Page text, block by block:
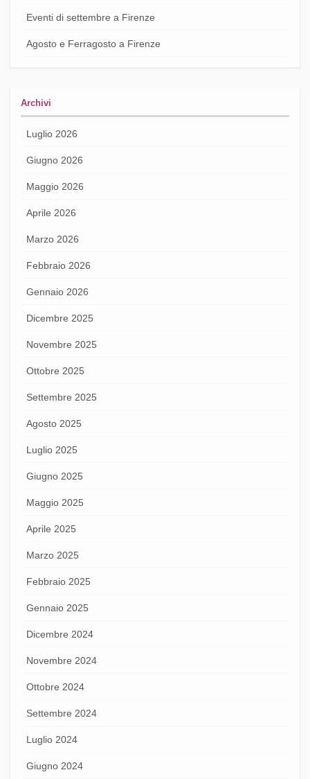
Eventi di settembre a Firenze
Agosto e Ferragosto a Firenze
Archivi
Luglio 2026
Giugno 2026
Maggio 2026
Aprile 2026
Marzo 2026
Febbraio 2026
Gennaio 2026
Dicembre 2025
Novembre 2025
Ottobre 2025
Settembre 2025
Agosto 2025
Luglio 2025
Giugno 2025
Maggio 2025
Aprile 2025
Marzo 2025
Febbraio 2025
Gennaio 2025
Dicembre 2024
Novembre 2024
Ottobre 2024
Settembre 2024
Luglio 2024
Giugno 2024